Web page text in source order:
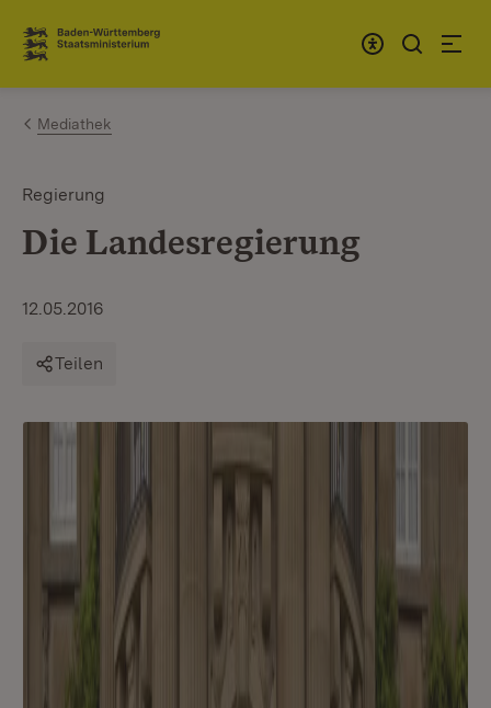
Zum Inhalt springen
Link zur Startseite
Mediathek
Regierung
Die Landesregierung
12.05.2016
Teilen